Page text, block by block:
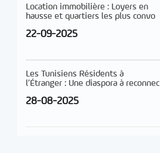
Location immobilière : Loyers en
hausse et quartiers les plus convo
22-09-2025
Les Tunisiens Résidents à
l’Étranger : Une diaspora à reconnec
28-08-2025